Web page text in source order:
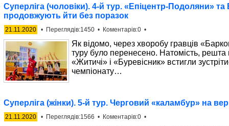
Суперліга (чоловіки). 4-й тур. «Епіцентр-Подоляни»
продовжують йти без поразок
21.11.2020 • Переглядів:1450 • Коментарів:0 •
Як відомо, через хворобу гравців
туру було перенесено. Натомість, решта
«Житичі» і «Буревісник» встигли
чемпіонату…
Суперліга (жінки). 5-й тур. Черговий «каламбур» на
21.11.2020 • Переглядів:1566 • Коментарів:0 •